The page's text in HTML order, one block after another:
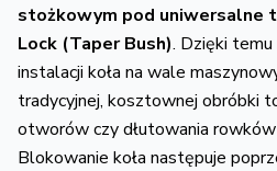
stożkowym pod uniwersalne
Lock (Taper Bush). Dzięki temu
instalacji koła na wale
tradycyjnej, kosztownej obróbki
otworów czy dłutowania
Blokowanie koła następuje